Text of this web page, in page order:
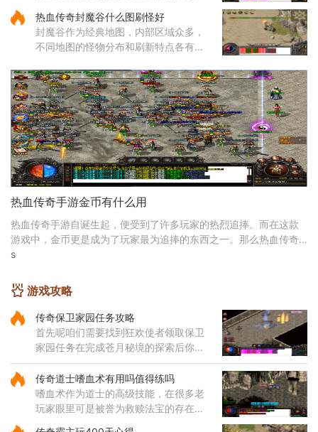
魔阵中，咱们需要先进入右边的门，然
后按照逆时针方向前进，最终将
热血传奇封魔谷什么图刷怪好
封魔谷作为经典地图，内部区域众多，
不同地图的怪物分布和刷新特点各有差
角度来看，纵横道作为一个枢纽性质的
区域，连接着多个重要地点，
热血传奇手游金币有什么用
热血传奇手游自诞生起，便受到了许多玩家的热烈追捧。而在这款
游戏中，金币更是成为了玩家最为追捧的东西之一。那么热血传奇
手游金币有什么用呢？下面就为大家详细介绍一下。
s
游戏攻略
传奇保卫家园任务攻略
首先呢咱们需要找到狂欢使者领取保卫
家园任务在完成苍月秘境的探索后你会
再次见到这位使者然后就能进入封魔谷
了在霸者大厅里要清理掉指定数量的怪
物才能继续前进哦这个过程看
传奇道士嗜血术有用吗值得练吗
嗜血术作为道士的高级技能，在很多老
玩家眼里可是被誉为救赎法宝的存在。